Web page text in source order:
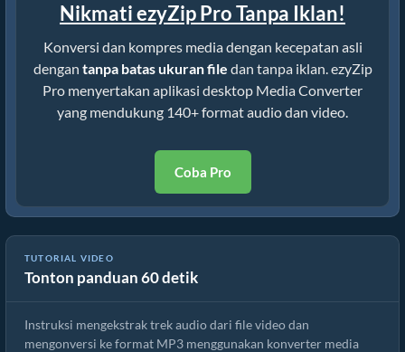
Nikmati ezyZip Pro Tanpa Iklan!
Konversi dan kompres media dengan kecepatan asli
dengan tanpa batas ukuran file dan tanpa iklan. ezyZip
Pro menyertakan aplikasi desktop Media Converter
yang mendukung 140+ format audio dan video.
Coba Pro
TUTORIAL VIDEO
Tonton panduan 60 detik
Cara Mengonversi File ogv Online Gratis
Instruksi mengekstrak trek audio dari file video dan
mengonversi ke format MP3 menggunakan konverter media